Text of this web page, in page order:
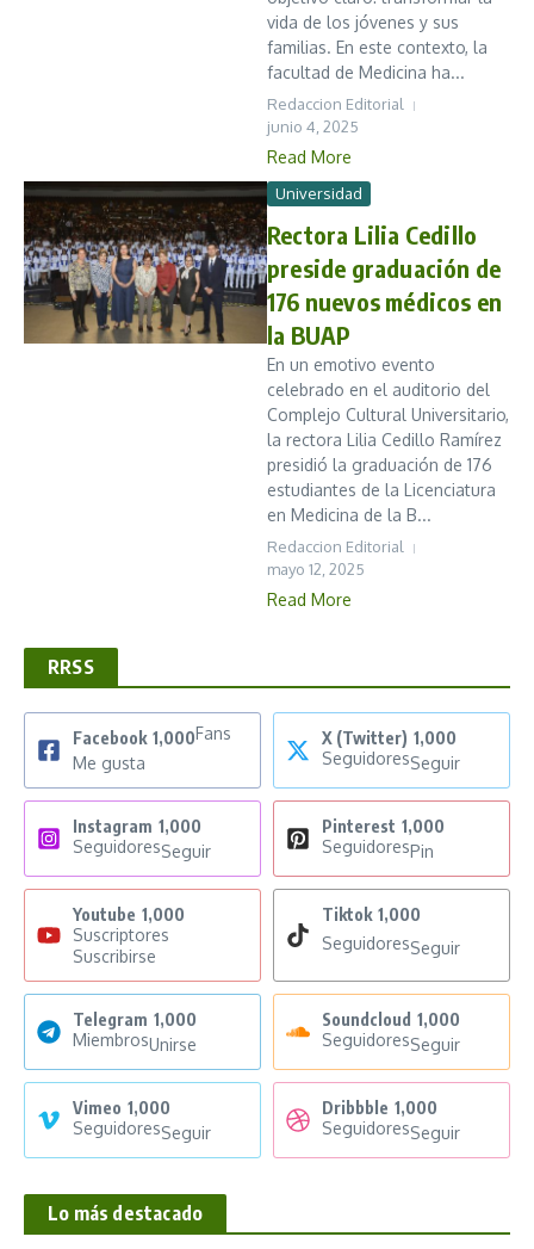
vida de los jóvenes y sus
familias. En este contexto, la
facultad de Medicina ha...
Redaccion Editorial
junio 4, 2025
Read More
Universidad
Rectora Lilia Cedillo
preside graduación de
176 nuevos médicos en
la BUAP
En un emotivo evento
celebrado en el auditorio del
Complejo Cultural Universitario,
la rectora Lilia Cedillo Ramírez
presidió la graduación de 176
estudiantes de la Licenciatura
en Medicina de la B...
Redaccion Editorial
mayo 12, 2025
Read More
RRSS
Facebook 1,000Fans
Me gusta
X (Twitter) 1,000
SeguidoresSeguir
Instagram 1,000
SeguidoresSeguir
Pinterest 1,000
SeguidoresPin
Youtube 1,000
Suscriptores
Suscribirse
Tiktok 1,000
SeguidoresSeguir
Telegram 1,000
MiembrosUnirse
Soundcloud 1,000
SeguidoresSeguir
Vimeo 1,000
SeguidoresSeguir
Dribbble 1,000
SeguidoresSeguir
Lo más destacado